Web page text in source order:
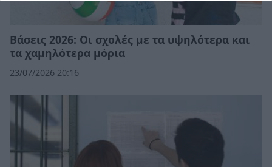
Βάσεις 2026: Οι σχολές με τα υψηλότερα και
τα χαμηλότερα μόρια
23/07/2026 20:16